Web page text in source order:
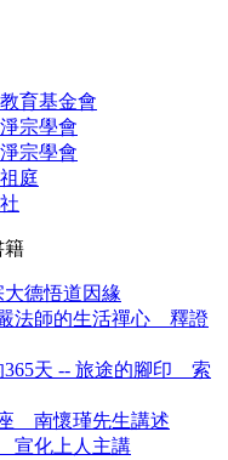
育基金會
宗學會
宗學會
庭
籍
大德悟道因緣
法師的生活禪心 釋證
365天 -- 旅途的腳印 索
南懷瑾先生講述
宣化上人主講